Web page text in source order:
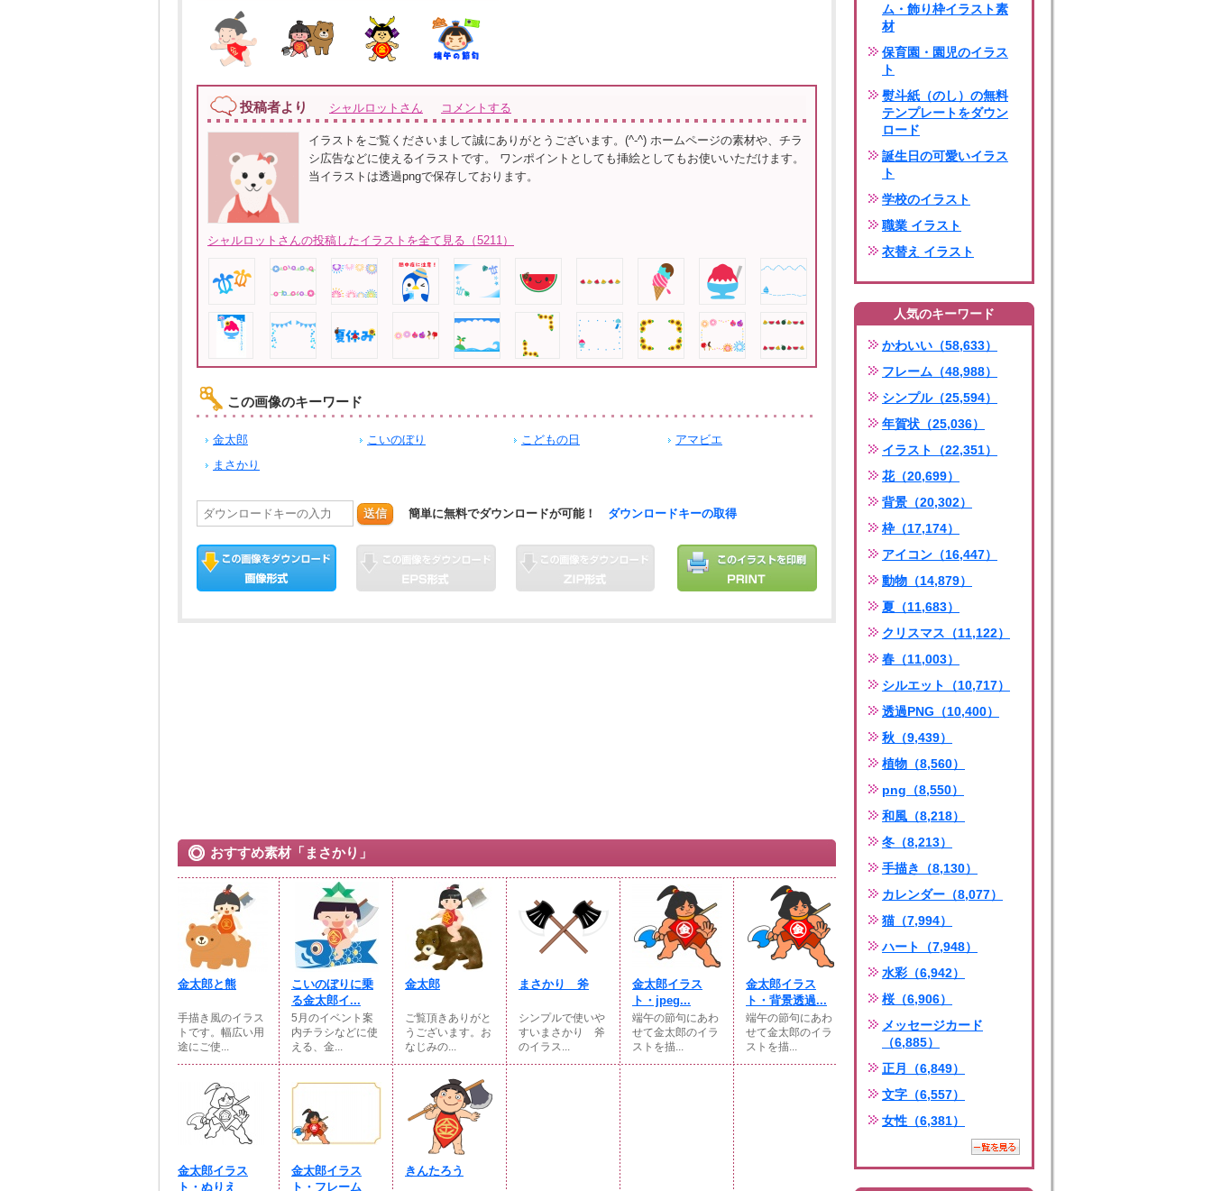
投稿者より シャルロットさん コメントする
イラストをご覧くださいまして誠にありがとうございます。(^-^) ホームページの素材や、チラ
シ広告などに使えるイラストです。 ワンポイントとしても挿絵としてもお使いいただけます。
当イラストは透過pngで保存しております。
シャルロットさんの投稿したイラストを全て見る（5211）
この画像のキーワード
金太郎 こいのぼり こどもの日
アマビエ
まさかり
送信 簡単に無料でダウンロードが可能！ ダウンロードキーの取得
おすすめ素材「まさかり」
金太郎と熊
手描き風のイラス
トです。幅広い用
途にご使...
こいのぼりに乗
る金太郎イ...
5月のイベント案
内チラシなどに使
える、金...
金太郎
ご覧頂きありがと
うございます。お
なじみの...
まさかり 斧
シンプルで使いや
すいまさかり 斧
のイラス...
金太郎イラス
ト・jpeg...
端午の節句にあわ
せて金太郎のイラ
ストを描...
金太郎イラス
ト・背景透過...
端午の節句にあわ
せて金太郎のイラ
ストを描...
金太郎イラス
ト・ぬりえ
金太郎イラス
ト・フレーム
きんたろう
ム・飾り枠イラスト素
材
保育園・園児のイラス
ト
熨斗紙（のし）の無料
テンプレートをダウン
ロード
誕生日の可愛いイラス
ト
学校のイラスト
職業 イラスト
衣替え イラスト
人気のキーワード
かわいい（58,633）
フレーム（48,988）
シンプル（25,594）
年賀状（25,036）
イラスト（22,351）
花（20,699）
背景（20,302）
枠（17,174）
アイコン（16,447）
動物（14,879）
夏（11,683）
クリスマス（11,122）
春（11,003）
シルエット（10,717）
透過PNG（10,400）
秋（9,439）
植物（8,560）
png（8,550）
和風（8,218）
冬（8,213）
手描き（8,130）
カレンダー（8,077）
猫（7,994）
ハート（7,948）
水彩（6,942）
桜（6,906）
メッセージカード
（6,885）
正月（6,849）
文字（6,557）
女性（6,381）